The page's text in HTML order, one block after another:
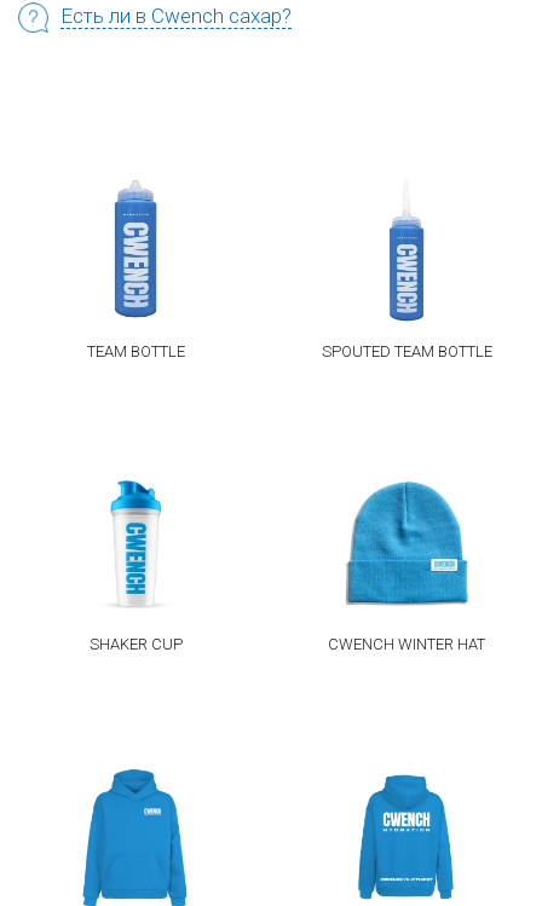
Есть ли в Cwench сахар?
TEAM BOTTLE SPOUTED TEAM BOTTLE
SHAKER CUP CWENCH WINTER HAT